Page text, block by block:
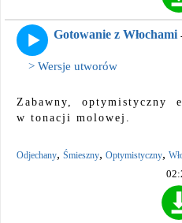
Gotowanie z Włochami
> Wersje utworów
Zabawny, optymistyczny
w tonacji molowej.
Odjechany, Śmieszny, Optymistyczny,